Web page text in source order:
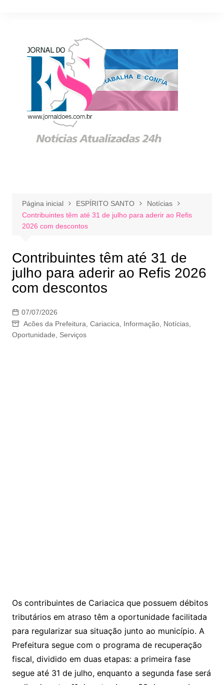
Página inicial ESPÍRITO SANTO
Notícias
Contribuintes têm até 31 de julho para aderir ao Refis
2026 com descontos
Contribuintes têm até 31 de
julho para aderir ao Refis 2026
com descontos
07/07/2026
Acões da Prefeitura Cariacica Informação, Notícias,
Oportunidade
Serviços
Os contribuintes de Cariacica que possuem débitos
tributários em atraso têm a oportunidade facilitada
para regularizar sua situação junto ao município. A
Prefeitura segue com o programa de recuperação
fiscal, dividido em duas etapas: a primeira fase
segue até 31 de julho, enquanto a segunda fase será